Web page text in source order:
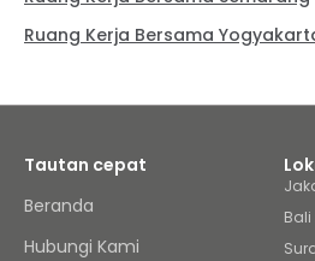
Ruang Kerja Bersama
Tautan cepat
Beranda
Hubungi Kami